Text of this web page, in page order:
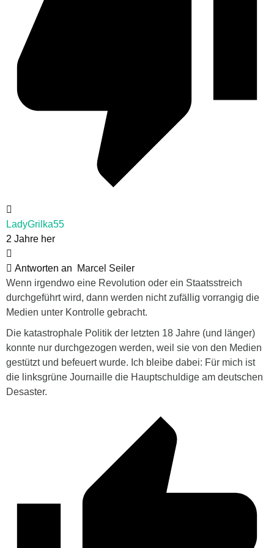
LadyGrilka55
2 Jahre her
Antworten an
Marcel Seiler
Wenn irgendwo eine Revolution oder ein Staatsstreich
durchgeführt wird, dann werden nicht zufällig vorrangig die
Medien unter Kontrolle gebracht.
Die katastrophale Politik der letzten 18 Jahre (und länger)
konnte nur durchgezogen werden, weil sie von den Medien
gestützt und befeuert wurde. Ich bleibe dabei: Für mich ist
die linksgrüne Journaille die Hauptschuldige am deutschen
Desaster.